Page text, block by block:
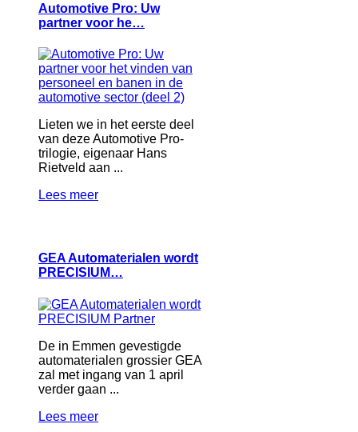
Automotive Pro: Uw
partner voor he…
Lieten we in het eerste deel
van deze Automotive Pro-
trilogie, eigenaar Hans
Rietveld aan ...
Lees meer
GEA Automaterialen wordt
PRECISIUM…
De in Emmen gevestigde
automaterialen grossier GEA
zal met ingang van 1 april
verder gaan ...
Lees meer